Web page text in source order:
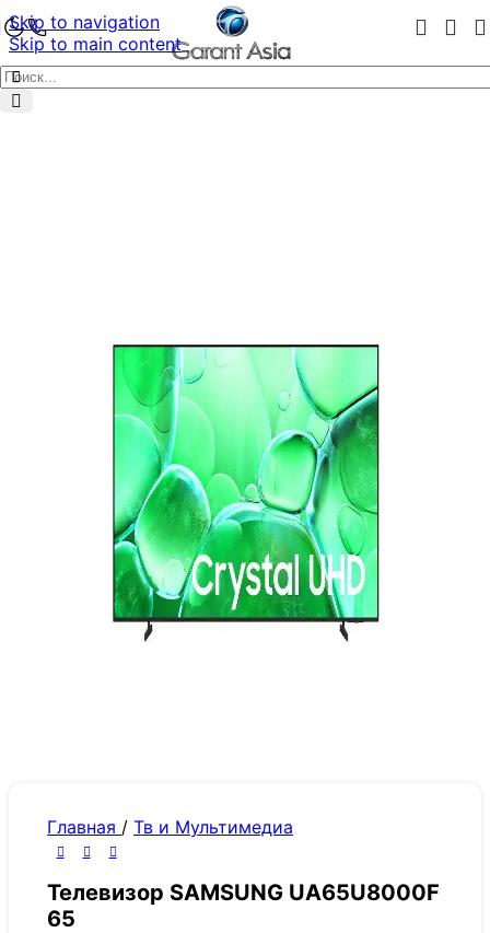
Skip to navigation
Skip to main content
Главная / Тв и Мультимедиа
Телевизор SAMSUNG UA65U8000F
65